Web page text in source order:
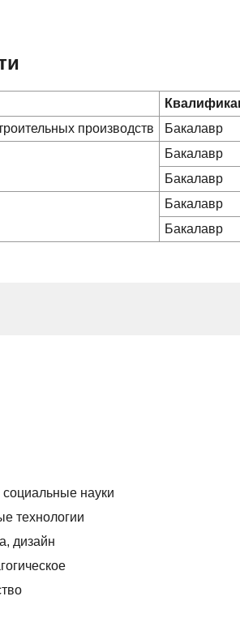
производств
Бакалавр
Бакалавр
Бакалавр
Бакалавр
Бакалавр
науки
технологии
дизайн